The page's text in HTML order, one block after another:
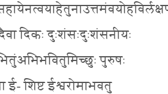
दिकः दुःशंसःदुःशंसनीयः
पुरुषः
शिष्ट ईश्वरोमाभवतु